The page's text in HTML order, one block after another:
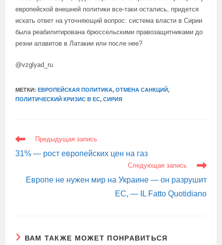
европейской внешней политики все-таки остались, придется
искать ответ на уточняющий вопрос: система власти в Сирии
была реабилитирована брюссельскими правозащитниками до
резни алавитов в Латакии или после нее?
@vzglyad_ru
МЕТКИ:ЕВРОПЕЙСКАЯ ПОЛИТИКА, ОТМЕНА САНКЦИЙ,
ПОЛИТИЧЕСКИЙ КРИЗИС В ЕС, СИРИЯ
ЕЩЕ
СТАТЬИ
Предыдущая запись
31% — рост европейских цен на газ
Следующая запись
Европе не нужен мир на Украине — он разрушит
ЕС, — IL Fatto Quotidiano
ВАМ ТАКЖЕ МОЖЕТ ПОНРАВИТЬСЯ